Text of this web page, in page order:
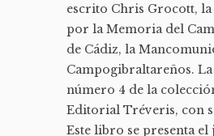
escrito Chris Grocott,
por la Memoria del
de Cádiz, la
Campogibraltareños.
número 4 de la
Editorial Tréveris, con
Este libro se presenta el